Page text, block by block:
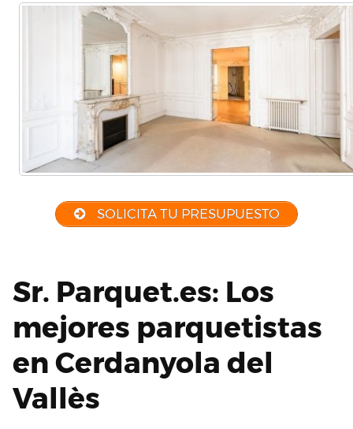
SOLICITA TU PRESUPUESTO
Sr. Parquet.es: Los
mejores parquetistas
en Cerdanyola del
Vallès